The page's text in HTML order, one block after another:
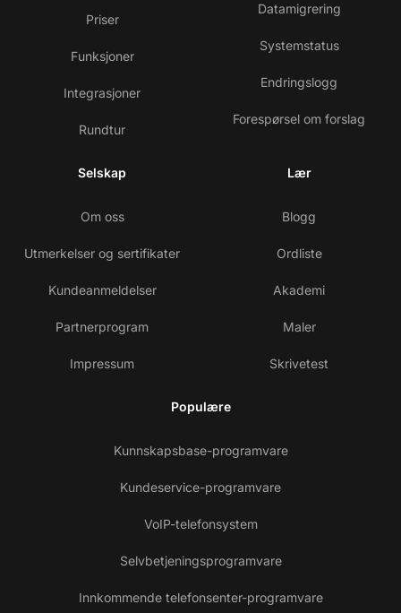
Priser
Funksjoner
Integrasjoner
Rundtur
Datamigrering
Systemstatus
Endringslogg
Forespørsel om forslag
Selskap
Om oss
Utmerkelser og sertifikater
Kundeanmeldelser
Partnerprogram
Impressum
Lær
Blogg
Ordliste
Akademi
Maler
Skrivetest
Populære
Kunnskapsbase-programvare
Kundeservice-programvare
VoIP-telefonsystem
Selvbetjeningsprogramvare
Innkommende telefonsenter-programvare